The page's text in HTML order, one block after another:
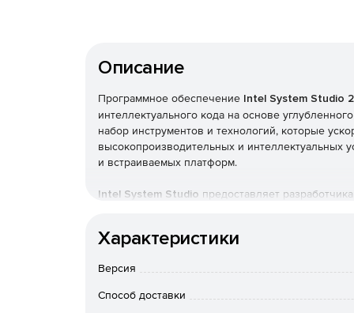
Описание
Программное обеспечение Intel System Studio
интеллектуального кода на основе
набор инструментов и технологий, которые
высокопроизводительных и интеллектуальных
и встраиваемых платформ.
Intel System Studio предоставляет
производительности благодаря оптимизации
трассировки. Улучшенные анализаторы
энергоэффективность и производительность.
Характеристики
Версия
Способ доставки